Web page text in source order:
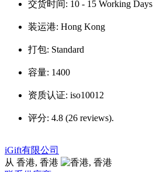
交货时间: 10 - 15 Working Days
装运港: Hong Kong
打包: Standard
容量: 1400
资质认证: iso10012
评分: 4.8 (26 reviews).
iGift有限公司
从 香港, 香港